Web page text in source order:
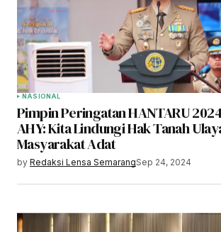
NASIONAL
Pimpin Peringatan HANTARU
AHY: Kita Lindungi Hak Tanah
Masyarakat Adat
by Redaksi Lensa SemarangSep 24, 2024